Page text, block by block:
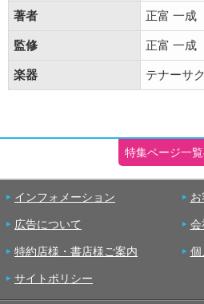
著者 正富 一成
監修 正富 一成
楽器 テナーサ
特集ページ一
インフォメーション お
広告について 会
特約店様・書店様ご案内 個
サイトポリシー